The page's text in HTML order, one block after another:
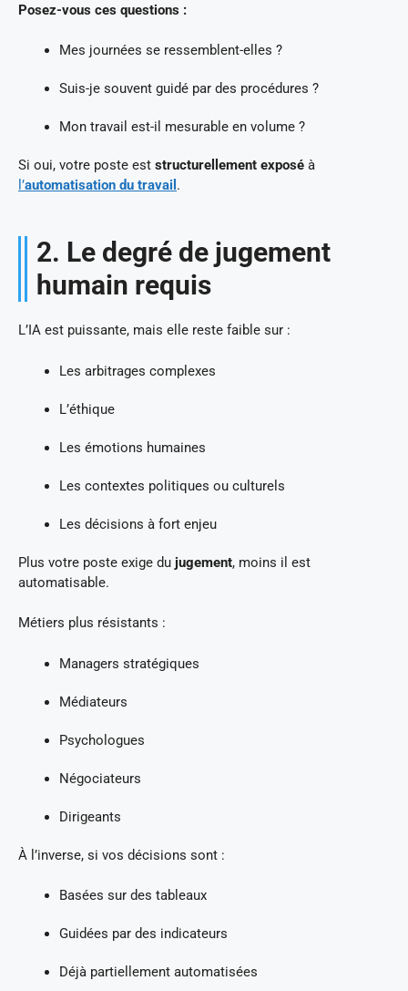
Posez-vous ces questions :
Mes journées se ressemblent-elles ?
Suis-je souvent guidé par des procédures ?
Mon travail est-il mesurable en volume ?
Si oui, votre poste est structurellement exposé à
l’automatisation du travail .
2. Le degré de jugement
humain requis
L’IA est puissante, mais elle reste faible sur :
Les arbitrages complexes
L’éthique
Les émotions humaines
Les contextes politiques ou culturels
Les décisions à fort enjeu
Plus votre poste exige du jugement, moins il est
automatisable.
Métiers plus résistants :
Managers stratégiques
Médiateurs
Psychologues
Négociateurs
Dirigeants
À l’inverse, si vos décisions sont :
Basées sur des tableaux
Guidées par des indicateurs
Déjà partiellement automatisées